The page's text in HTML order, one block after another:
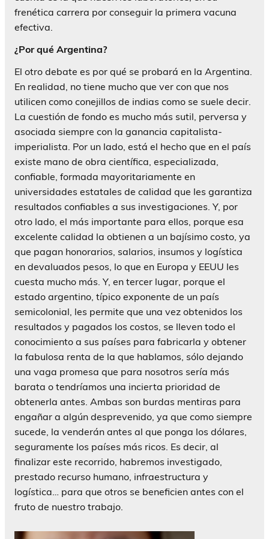
frenética carrera por conseguir la primera vacuna
efectiva.
¿Por qué Argentina?
El otro debate es por qué se probará en la Argentina.
En realidad, no tiene mucho que ver con que nos
utilicen como conejillos de indias como se suele decir.
La cuestión de fondo es mucho más sutil, perversa y
asociada siempre con la ganancia capitalista-
imperialista. Por un lado, está el hecho que en el país
existe mano de obra científica, especializada,
confiable, formada mayoritariamente en
universidades estatales de calidad que les garantiza
resultados confiables a sus investigaciones. Y, por
otro lado, el más importante para ellos, porque esa
excelente calidad la obtienen a un bajísimo costo, ya
que pagan honorarios, salarios, insumos y logística
en devaluados pesos, lo que en Europa y EEUU les
cuesta mucho más. Y, en tercer lugar, porque el
estado argentino, típico exponente de un país
semicolonial, les permite que una vez obtenidos los
resultados y pagados los costos, se lleven todo el
conocimiento a sus países para fabricarla y obtener
la fabulosa renta de la que hablamos, sólo dejando
una vaga promesa que para nosotros sería más
barata o tendríamos una incierta prioridad de
obtenerla antes. Ambas son burdas mentiras para
engañar a algún desprevenido, ya que como siempre
sucede, la venderán antes al que ponga los dólares,
seguramente los países más ricos. Es decir, al
finalizar este recorrido, habremos investigado,
prestado recurso humano, infraestructura y
logística… para que otros se beneficien antes con el
fruto de nuestro trabajo.